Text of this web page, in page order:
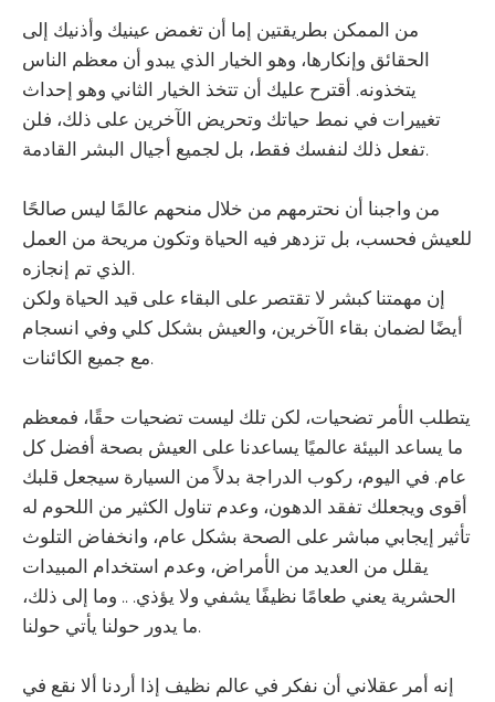
من الممكن بطريقتين إما أن تغمض عينيك وأذنيك إلى
الحقائق وإنكارها، وهو الخيار الذي يبدو أن معظم الناس
يتخذونه. أقترح عليك أن تتخذ الخيار الثاني وهو إحداث
تغييرات في نمط حياتك وتحريض الآخرين على ذلك، فلن
تفعل ذلك لنفسك فقط، بل لجميع أجيال البشر القادمة.
من واجبنا أن نحترمهم من خلال منحهم عالمًا ليس صالحًا
للعيش فحسب، بل تزدهر فيه الحياة وتكون مريحة من العمل
الذي تم إنجازه.
إن مهمتنا كبشر لا تقتصر على البقاء على قيد الحياة ولكن
أيضًا لضمان بقاء الآخرين، والعيش بشكل كلي وفي انسجام
مع جميع الكائنات.
يتطلب الأمر تضحيات، لكن تلك ليست تضحيات حقًا، فمعظم
ما يساعد البيئة عالميًا يساعدنا على العيش بصحة أفضل كل
عام. في اليوم، ركوب الدراجة بدلاً من السيارة سيجعل قلبك
أقوى ويجعلك تفقد الدهون، وعدم تناول الكثير من اللحوم له
تأثير إيجابي مباشر على الصحة بشكل عام، وانخفاض التلوث
يقلل من العديد من الأمراض، وعدم استخدام المبيدات
الحشرية يعني طعامًا نظيفًا يشفي ولا يؤذي. .. وما إلى ذلك،
ما يدور حولنا يأتي حولنا.
إنه أمر عقلاني أن نفكر في عالم نظيف إذا أردنا ألا نقع في